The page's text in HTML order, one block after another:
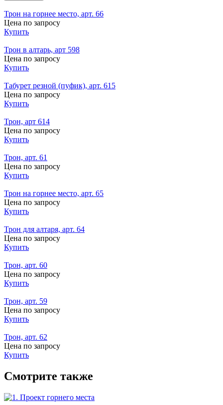
Трон на горнее место, арт. 66
Цена по запросу
Купить
Трон в алтарь, арт 598
Цена по запросу
Купить
Табурет резной (пуфик), арт. 615
Цена по запросу
Купить
Трон, арт 614
Цена по запросу
Купить
Трон, арт. 61
Цена по запросу
Купить
Трон на горнее место, арт. 65
Цена по запросу
Купить
Трон для алтаря, арт. 64
Цена по запросу
Купить
Трон, арт. 60
Цена по запросу
Купить
Трон, арт. 59
Цена по запросу
Купить
Трон, арт. 62
Цена по запросу
Купить
Смотрите также